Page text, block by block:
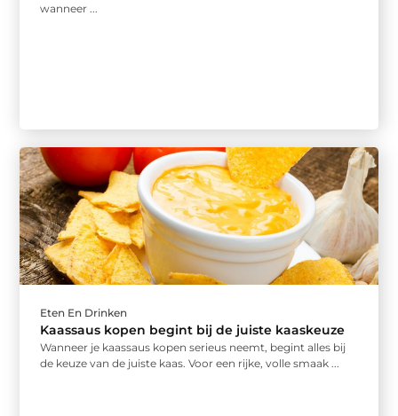
wanneer ...
Eten En Drinken
Kaassaus kopen begint bij de juiste kaaskeuze
Wanneer je kaassaus kopen serieus neemt, begint alles bij
de keuze van de juiste kaas. Voor een rijke, volle smaak ...